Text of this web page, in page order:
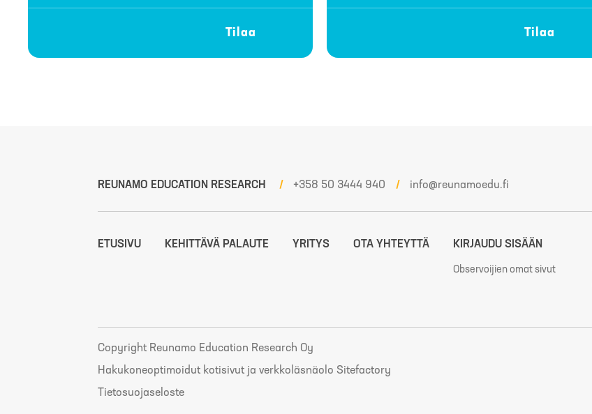
Tilaa Tilaa
REUNAMO EDUCATION RESEARCH +358 50 3444 940 info@reunamoedu.fi
ETUSIVU KEHITTÄVÄ PALAUTE YRITYS OTA YHTEYTTÄ KIRJAUDU SISÄÄN
Observoijien omat sivut
Copyright Reunamo Education Research Oy
Hakukoneoptimoidut kotisivut ja verkkoläsnäolo Sitefactory
Tietosuojaseloste